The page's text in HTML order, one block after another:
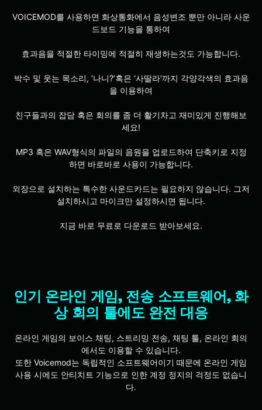
VOICEMOD를 사용하면 화상통화에서 음성변조 뿐만 아니라 사운
드보드 기능을 통하여
효과음을 적절한 타이밍에 적절히 재생하는것도 가능합니다.
박수 및 웃는 목소리, ‘나니?’혹은 ‘사딸라’까지 각양각색의 효과음
을 이용하여
친구들과의 잡담 혹은 회의를 좀 더 활기차고 재미있게 진행해보
세요!
MP3 혹은 WAV형식의 파일의 음원을 업로드하여 단축키로 지정
하면 바로바로 사용이 가능합니다.
외장으로 설치하는 특수한 사운드카드는 필요하지 않습니다. 그저
설치하시고 마이크만 설정하시면 됩니다.
지금 바로 무료로 다운로드 받아보세요.
인기 온라인 게임, 전송 소프트웨어, 화
상 회의 툴에도 완전 대응
온라인 게임의 보이스 채팅, 스트리밍 전송, 채팅 툴, 온라인 회의
에서도 이용할 수 있습니다.
또한 Voicemod는 독립적인 소프트웨어이기 때문에 온라인 게임
사용 시에도 안티치트 기능으로 인한 계정 정지의 걱정도 없습니
다.